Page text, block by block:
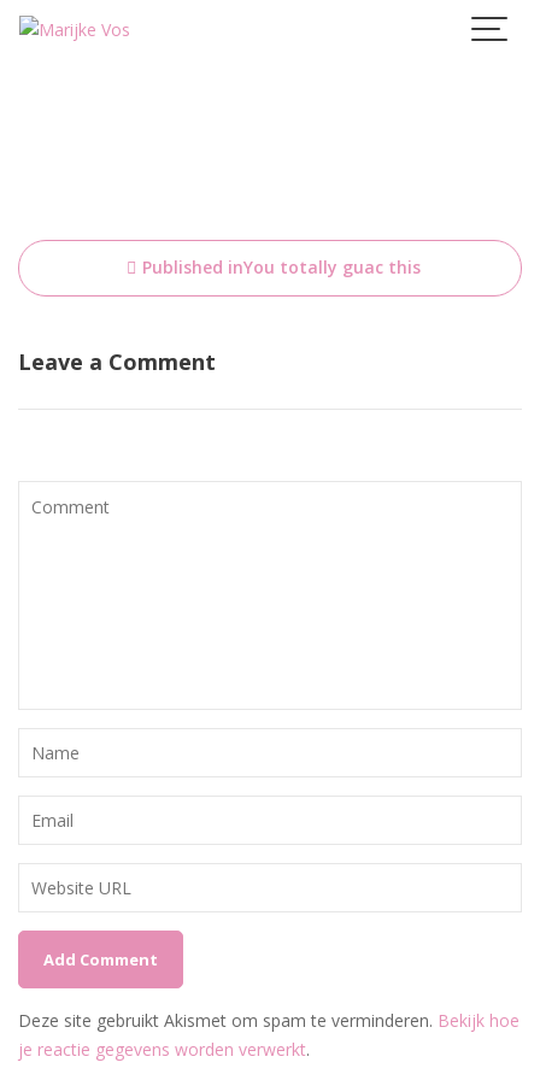
Skip
Bericht
navigatie
Published inYou totally guac this
Leave a Comment
Deze site gebruikt Akismet om spam te verminderen. Bekijk hoe
je reactie gegevens worden verwerkt.